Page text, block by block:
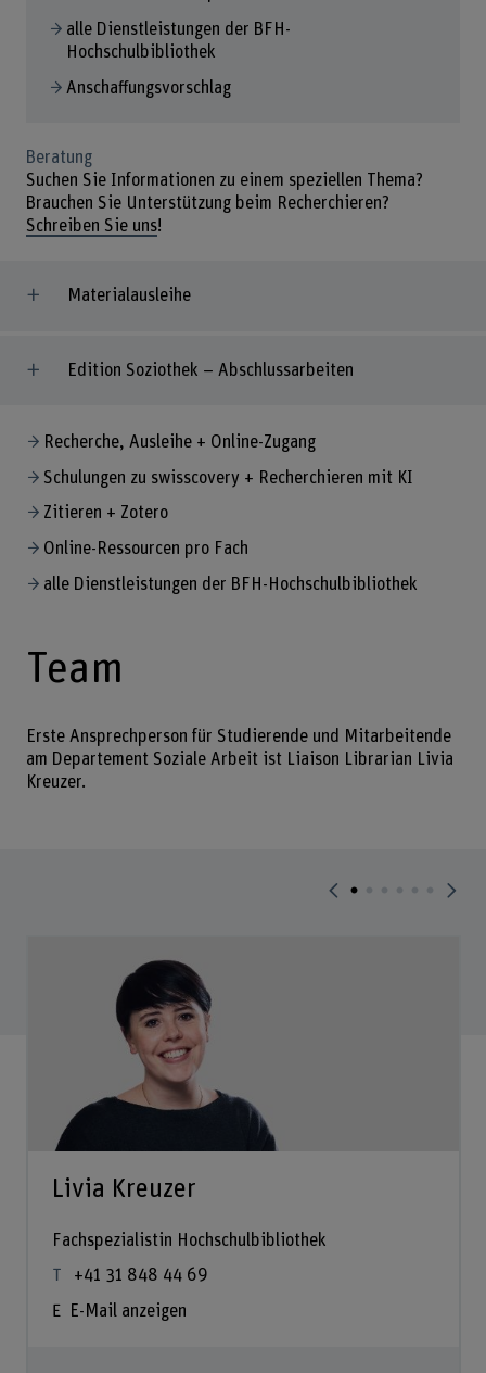
alle Dienstleistungen der BFH-
Hochschulbibliothek
Anschaffungsvorschlag
Beratung
Suchen Sie Informationen zu einem speziellen Thema?
Brauchen Sie Unterstützung beim Recherchieren?
Schreiben Sie uns!
Materialausleihe
Edition Soziothek – Abschlussarbeiten
Recherche, Ausleihe + Online-Zugang
Schulungen zu swisscovery + Recherchieren mit KI
Zitieren + Zotero
Online-Ressourcen pro Fach
alle Dienstleistungen der BFH-Hochschulbibliothek
Team
Erste Ansprechperson für Studierende und Mitarbeitende
am Departement Soziale Arbeit ist Liaison Librarian Livia
Kreuzer.
Livia Kreuzer
Fachspezialistin Hochschulbibliothek
+41 31 848 44 69
E-Mail anzeigen